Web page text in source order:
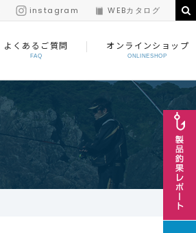
instagram WEBカタログ
よくあるご質問
FAQ
オンラインショップ
ONLINESHOP